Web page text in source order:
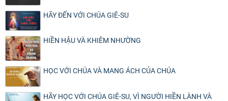
HÃY ĐẾN VỚI CHÚA GIÊ-SU
HIỀN HẬU VÀ KHIÊM NHƯỜNG
HỌC VỚI CHÚA VÀ MANG ÁCH CỦA CHÚA
HÃY HỌC VỚI CHÚA GIÊ-SU, VÌ NGƯỜI HIỀN LÀNH VÀ